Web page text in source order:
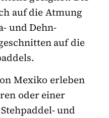
auf die Atmung
und Dehn-
auf die
Mexiko erleben
oder einer
und